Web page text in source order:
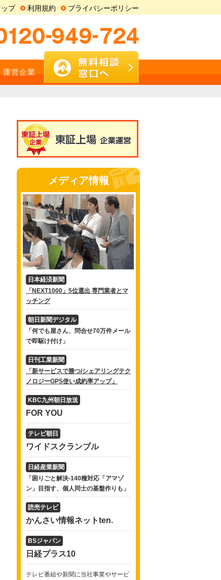
プ 利用規約 プライバシーポリシー
運営企業
メディア情報
日本経済新聞
「NEXT1000」5位選出 専門業者とマ
ッチング
朝日新聞デジタル
「何でも屋さん、問合せ70万件メール
で即駆け付け」
日刊工業新聞
「新サービスで勝つ/シェアリングテク
ノロジーGPS使い成約率アップ」
KBC九州朝日放送
FOR YOU
テレビ朝日
ワイドスクランブル
日経産業新聞
「困りごと解決-140種対応「アマゾ
ン」目指す、個人同士の基盤作りも」
読売テレビ
かんさい情報ネットten.
BSジャパン
日経プラス10
テレビ番組や新聞に当社事業やサービ